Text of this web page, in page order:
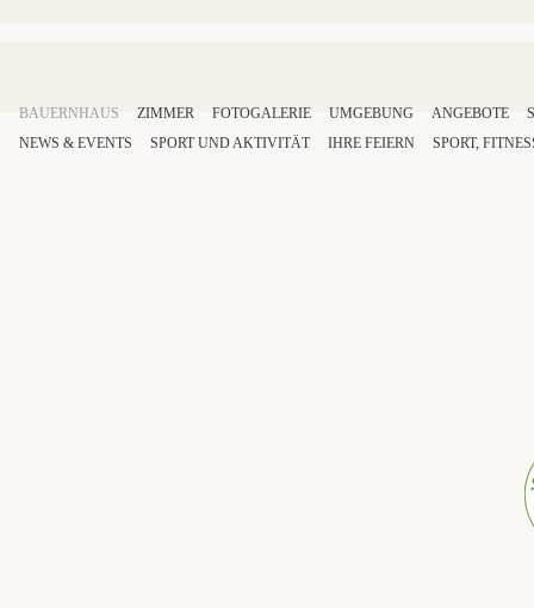
BAUERNHAUS ZIMMER FOTOGALERIE UMGEBUNG ANGEBOTE
NEWS & EVENTS
SPORTUND AKTIVITÄT IHRE FEIERN SPORT,